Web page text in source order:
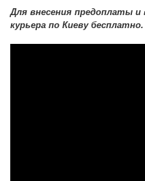
Для внесения предоплаты
курьера по Киеву бесплатно.